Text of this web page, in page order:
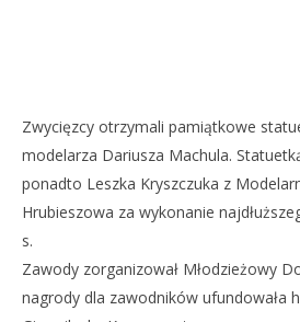
Zwycięzcy otrzymali pamiątkowe
modelarza Dariusza Machula.
ponadto Leszka Kryszczuka z
Hrubieszowa za wykonanie
s.
Zawody zorganizował Młodzieżowy
nagrody dla zawodników ufundowała